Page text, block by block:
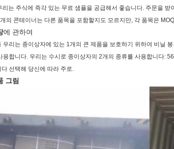
리는 주식에 즉각 있는 무료 샘플을 공급해서 좋습니다. 주문을
의 콘테이너는 다른 품목을 포함할지도 모르지만, 각 품목은
에 관하여
우리는 종이상자에 있는 1개의 큰 제품을 보호하기 위하여 비닐
용합니다. 우리는 수시로 종이상자의 2개의 종류를 사용합니다:
다 선택해 당신에 따라 주로.
그림